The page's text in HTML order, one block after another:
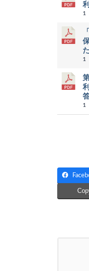
1
1
1